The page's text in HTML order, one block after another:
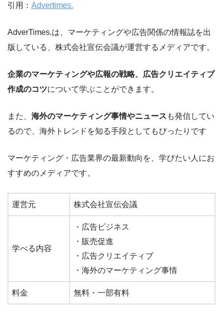
引用： Advertimes.
AdverTimes.は、マーケティングや広告関係の情報誌を出
版している、株式会社宣伝会議が運営するメディアです。
企業のマーケティングや広報の戦略、広告クリエイティブ
作成のコツについて学ぶことができます。
また、 海外のマーケティング事情やニュース も発信してい
るので、海外トレンドを知る手段としてもぴったりです
マーケティング・広告業界の最新動向を、学びたい人にお
すすめのメディアです。
運営元 株式会社宣伝会議
学べる内容
・広告ビジネス
・販売促進
・広告クリエイティブ
・海外のマーケティング事情
料金 無料・一部有料